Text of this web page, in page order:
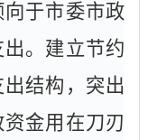
于市委市政
。建立节约
结构，突出
金用在刀刃